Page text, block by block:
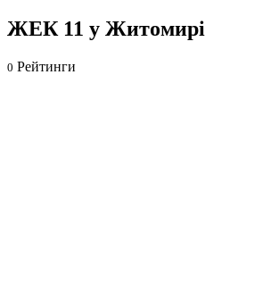
ЖЕК 11 у Житомирі
0 Рейтинги